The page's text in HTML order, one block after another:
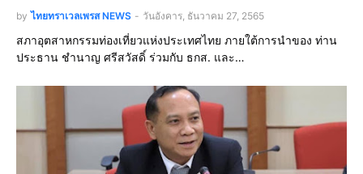
by ไทยทราเวลเพรส NEWS - วันอังคาร, ธันวาคม 27, 2565
สภาอุตสาหกรรมท่องเที่ยวแห่งประเทศไทย ภายใต้การนำของ ท่าน
ประธาน ชำนาญ ศรีสวัสดิ์ ร่วมกับ ธกส. และ…